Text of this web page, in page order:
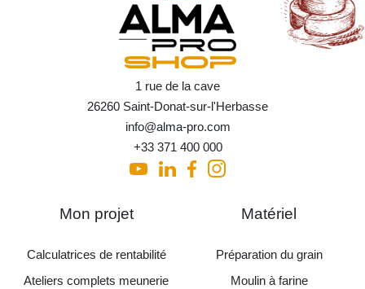
1 rue de la cave
26260 Saint-Donat-sur-l'Herbasse
info@alma-pro.com
+33 371 400 000
Mon projet
Calculatrices de rentabilité
Ateliers complets meunerie
Matériel
Préparation du grain
Moulin à farine